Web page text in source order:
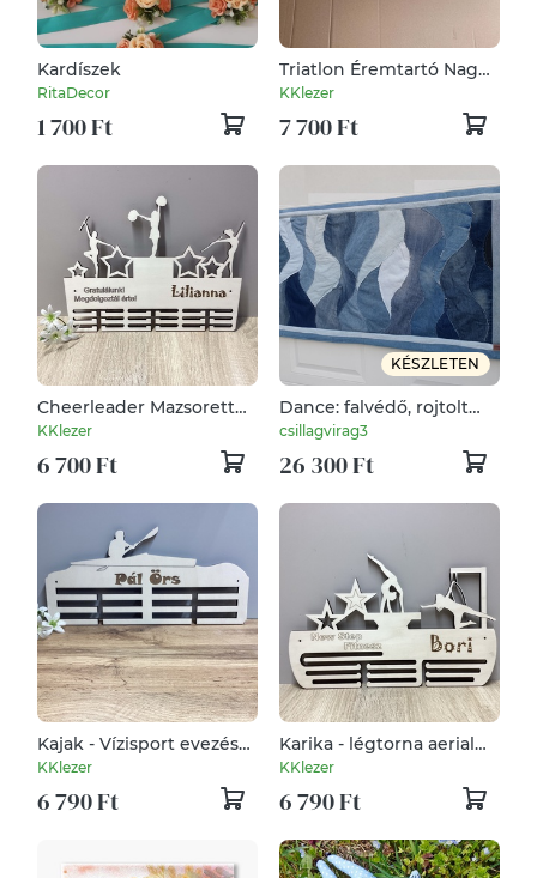
Kardíszek
RitaDecor
1 700 Ft
Triatlon Éremtartó Nagy
60 x 31 cm
KKlezer
7 700 Ft
Cheerleader Mazsorett
Majorette Éremtartó
KKlezer
6 700 Ft
KÉSZLETEN
Dance: falvédő, rojtolt
farmer patchwork, puha
és vastag, 200x70 cm. Új,
egyedi, kézműves
csillagvirag3
26 300 Ft
Kajak - Vízisport evezés
éremtartó ajándék
KKlezer
6 790 Ft
Karika - légtorna aerial
éremtartó ajándék
KKlezer
6 790 Ft